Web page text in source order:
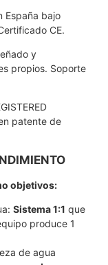
España bajo
CE.
y
propios. Soporte
patente de
objetivos:
Sistema 1:1 que
produce 1
de agua